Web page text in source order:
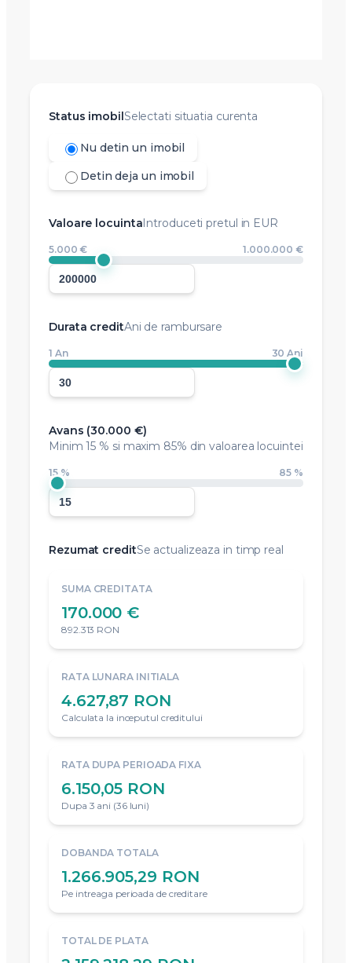
Status imobilSelectati situatia curenta
Nu detin un imobil
Detin deja un imobil
Valoare locuintaIntroduceti pretul in EUR
5.000 € 1.000.000 €
Durata creditAni de rambursare
1 An 30 Ani
Avans (30.000 €)
Minim15 % si maxim 85% din valoarea locuintei
15 % 85 %
Rezumat creditSe actualizeaza in timp real
SUMA CREDITATA
170.000 €
892.313 RON
RATA LUNARA INITIALA
4.627,87 RON
Calculata la inceputul creditului
RATA DUPA PERIOADA FIXA
6.150,05 RON
Dupa 3 ani (36 luni)
DOBANDA TOTALA
1.266.905,29 RON
Pe intreaga perioada de creditare
TOTAL DE PLATA